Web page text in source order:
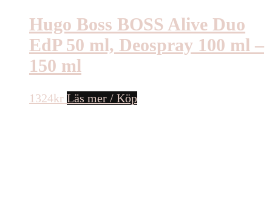
Hugo Boss BOSS Alive Duo
EdP 50 ml, Deospray 100 ml –
150 ml
1324kr Läs mer / Köp